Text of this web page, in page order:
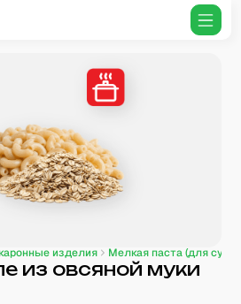
изделия Мелкая паста (для
из овсяной муки